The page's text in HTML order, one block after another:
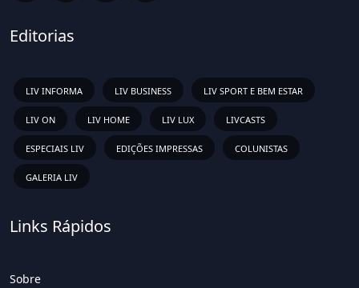
Editorias
LIV INFORMA LIV BUSINESS LIV SPORT E BEM ESTAR
LIV ON LIV HOME LIV LUX LIVCASTS
ESPECIAIS LIV EDIÇÕES IMPRESSAS COLUNISTAS
GALERIA LIV
Links Rápidos
Sobre